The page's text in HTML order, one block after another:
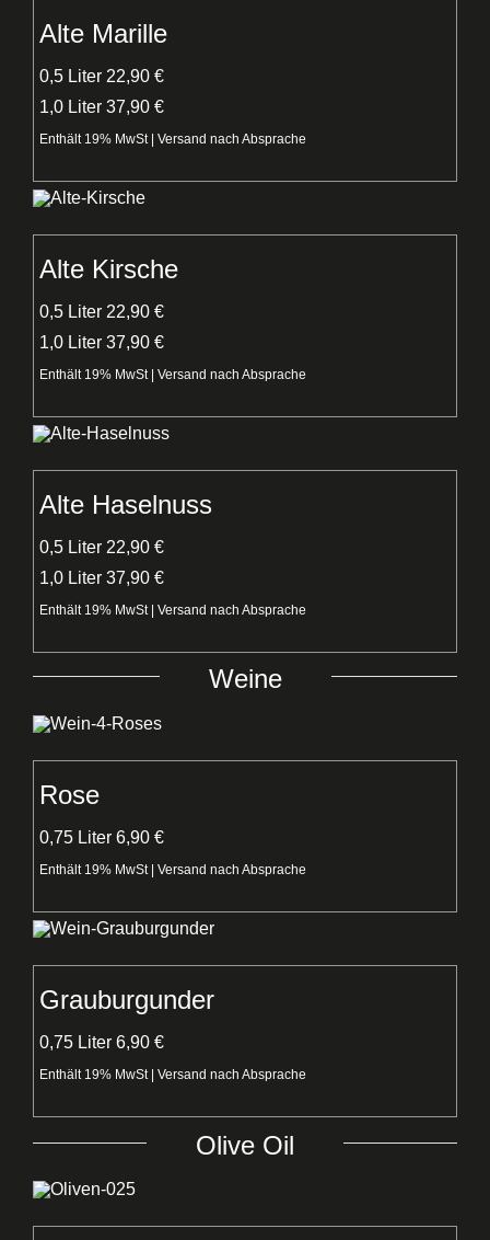
Alte Marille
0,5 Liter 22,90 €
1,0 Liter 37,90 €
Enthält 19% MwSt | Versand nach Absprache
Alte Kirsche
0,5 Liter 22,90 €
1,0 Liter 37,90 €
Enthält 19% MwSt | Versand nach Absprache
Alte Haselnuss
0,5 Liter 22,90 €
1,0 Liter 37,90 €
Enthält 19% MwSt | Versand nach Absprache
Weine
Rose
0,75 Liter 6,90 €
Enthält 19% MwSt | Versand nach Absprache
Grauburgunder
0,75 Liter 6,90 €
Enthält 19% MwSt | Versand nach Absprache
Olive Oil